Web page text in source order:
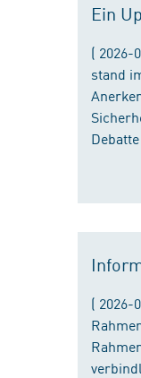
Ein
( 2026-
stand
( 2026-